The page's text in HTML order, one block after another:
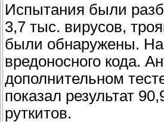
Испытания были
3,7 тыс. вирусов,
были обнаружены. На
вредоносного кода.
дополнительном
показал результат
руткитов.